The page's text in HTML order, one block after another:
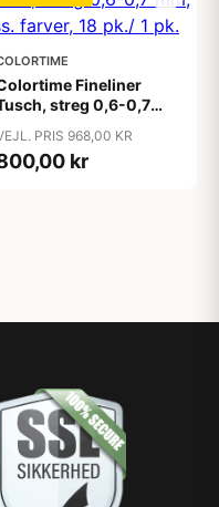
Fineliner
streg 0,6-0,7
PRIS 968,00 KR
kr